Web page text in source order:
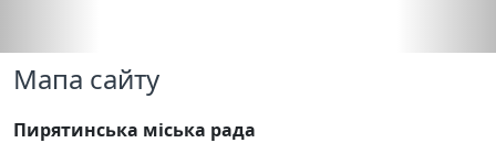
Мапа сайту
Пирятинська міська рада